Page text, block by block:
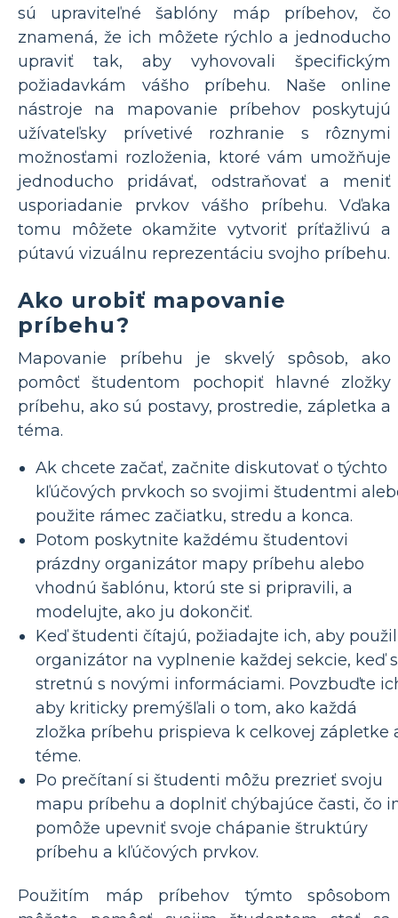
sú upraviteľné šablóny máp príbehov, čo
znamená, že ich môžete rýchlo a jednoducho
upraviť tak, aby vyhovovali špecifickým
požiadavkám vášho príbehu. Naše online
nástroje na mapovanie príbehov poskytujú
užívateľsky prívetivé rozhranie s rôznymi
možnosťami rozloženia, ktoré vám umožňuje
jednoducho pridávať, odstraňovať a meniť
usporiadanie prvkov vášho príbehu. Vďaka
tomu môžete okamžite vytvoriť príťažlivú a
pútavú vizuálnu reprezentáciu svojho príbehu.
Ako urobiť mapovanie
príbehu?
Mapovanie príbehu je skvelý spôsob, ako
pomôcť študentom pochopiť hlavné zložky
príbehu, ako sú postavy, prostredie, zápletka a
téma.
Ak chcete začať, začnite diskutovať o týchto
kľúčových prvkoch so svojimi študentmi
použite rámec začiatku, stredu a konca.
Potom poskytnite každému študentovi
prázdny organizátor mapy príbehu alebo
vhodnú šablónu, ktorú ste si pripravili, a
modelujte, ako ju dokončiť.
Keď študenti čítajú, požiadajte ich, aby
organizátor na vyplnenie každej sekcie, keď
stretnú s novými informáciami. Povzbuďte
aby kriticky premýšľali o tom, ako každá
zložka príbehu prispieva k celkovej zápletke
téme.
Po prečítaní si študenti môžu prezrieť svoju
mapu príbehu a doplniť chýbajúce časti, čo
pomôže upevniť svoje chápanie štruktúry
príbehu a kľúčových prvkov.
Použitím máp príbehov týmto spôsobom